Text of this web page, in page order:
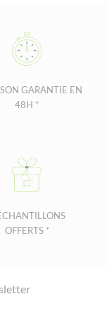
GARANTIE EN
48H *
OFFERTS *